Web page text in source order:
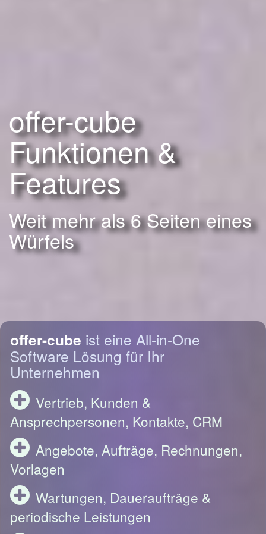
offer-cube
Funktionen &
Features
Weit mehr als 6 Seiten eines
Würfels
offer-cube ist eine All-in-One
Software Lösung für Ihr
Unternehmen
Vertrieb, Kunden &
Ansprechpersonen, Kontakte, CRM
Angebote, Aufträge, Rechnungen,
Vorlagen
Wartungen, Daueraufträge &
periodische Leistungen